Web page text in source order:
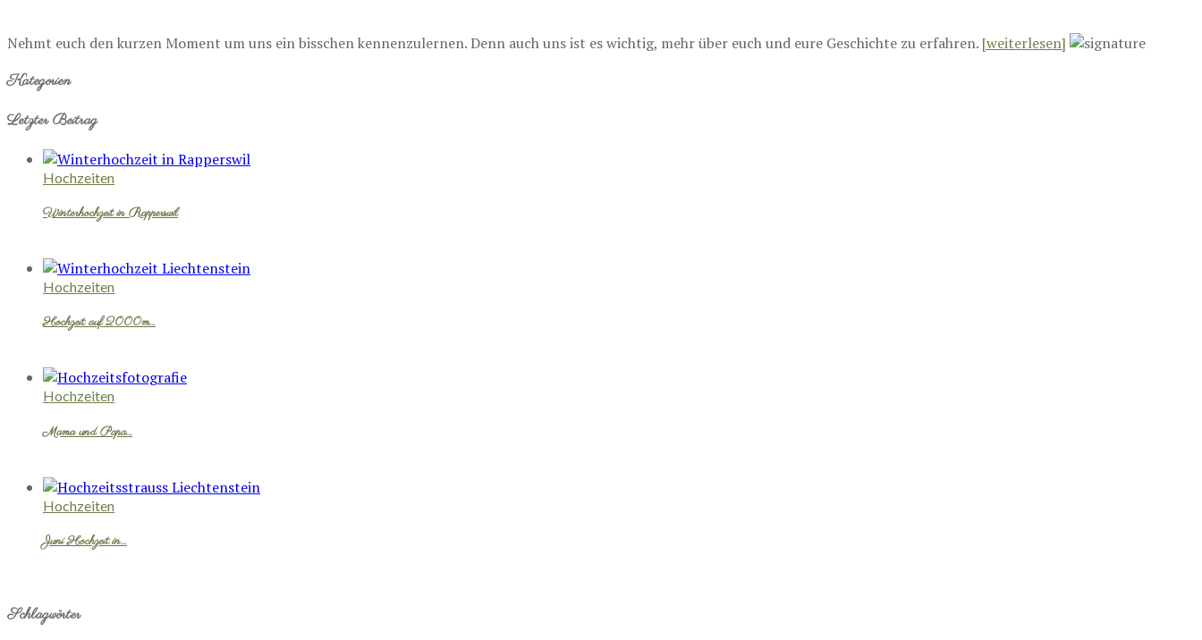
Nehmt euch den kurzen Moment um uns ein bisschen kennenzulernen. Denn auch uns ist es wichtig, mehr über euch und eure Geschichte zu erfahren. [weiterlesen]
Kategorien
Letzter Beitrag
Hochzeiten
Winterhochzeit in Rapperswil
Hochzeiten
Hochzeit auf 2000m…
Hochzeiten
Mama und Papa…
Hochzeiten
Juni Hochzeit in…
Schlagwörter